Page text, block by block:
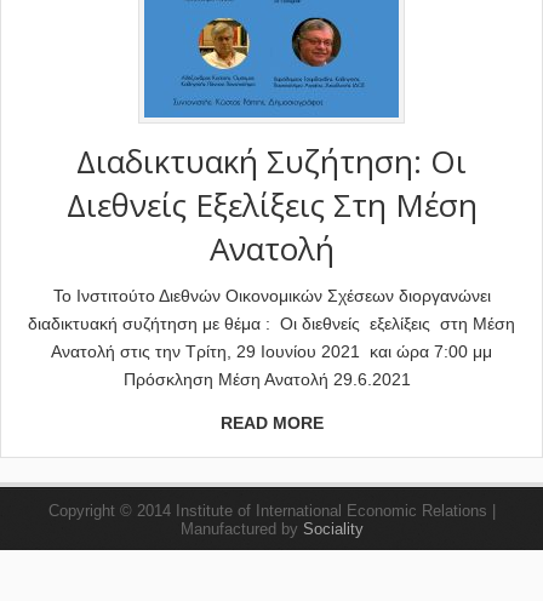
Διαδικτυακή Συζήτηση: Οι
Διεθνείς Εξελίξεις Στη Μέση
Ανατολή
Το Ινστιτούτο Διεθνών Οικονομικών Σχέσεων διοργανώνει
διαδικτυακή συζήτηση με θέμα : Οι διεθνείς εξελίξεις στη Μέση
Ανατολή στις την Τρίτη, 29 Ιουνίου 2021 και ώρα 7:00 μμ
Πρόσκληση Μέση Ανατολή 29.6.2021
READ MORE
Copyright © 2014 Institute of International Economic Relations |
Manufactured by Sociality